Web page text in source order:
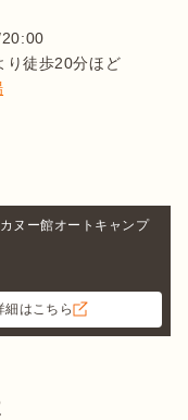
り徒歩20分ほど
ヌー館オートキャンプ
細はこちら